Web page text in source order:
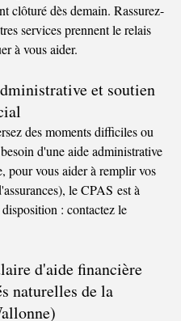
clôturé dès demain. Rassurez-
services prennent le relais
à vous aider.
et soutien
des moments difficiles ou
d'une aide administrative
pour vous aider à remplir vos
le CPAS est à
: contactez le
d'aide financière
naturelles de la